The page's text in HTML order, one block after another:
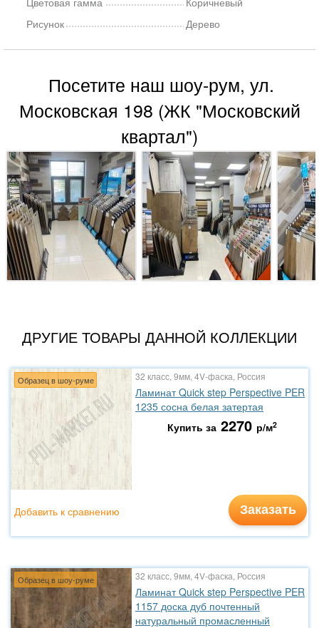
Рисунок
Дерево
Посетите наш шоу-рум, ул.
Московская 198 (ЖК "Московский
квартал")
ДРУГИЕ ТОВАРЫ ДАННОЙ КОЛЛЕКЦИИ
Образец в шоу-руме 32 класс, 9мм, 4V-фаска, Россия
Ламинат Quick step Perspective PER
1235 сосна белая затертая
Купить за 2270 р/м2
Заказать
Добавить к сравнению
Образец в шоу-руме 32 класс, 9мм, 4V-фаска, Россия
Ламинат Quick step Perspective PER
1157 доска дуб почтенный
натуральный промасленный